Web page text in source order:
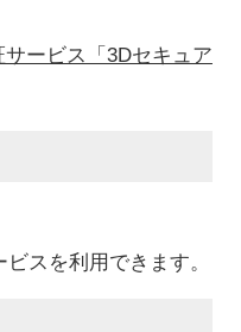
ービス「3Dセキュア
スを利用できます。